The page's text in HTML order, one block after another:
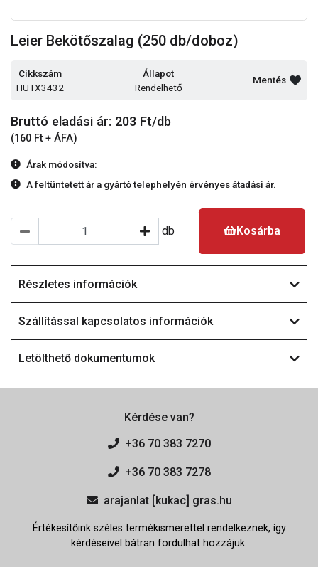
Leier Bekötőszalag (250 db/doboz)
Cikkszám
HUTX3432
Állapot
Rendelhető
Mentés
Bruttó eladási ár: 203 Ft/db
(160 Ft + ÁFA)
Árak módosítva:
A feltüntetett ár a gyártó telephelyén érvényes átadási ár.
db Kosárba
Részletes információk
Szállítással kapcsolatos információk
Letölthető dokumentumok
Kérdése van?
+36 70 383 7270
+36 70 383 7278
arajanlat [kukac] gras.hu
Értékesítőink széles termékismerettel rendelkeznek, így
kérdéseivel bátran fordulhat hozzájuk.